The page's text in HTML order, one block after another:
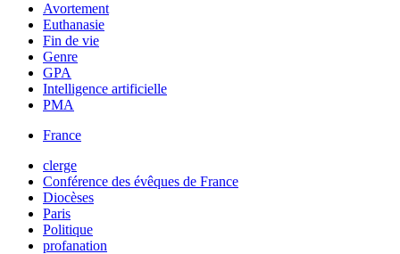
Avortement
Euthanasie
Fin de vie
Genre
GPA
Intelligence artificielle
PMA
France
clerge
Conférence des évêques de France
Diocèses
Paris
Politique
profanation